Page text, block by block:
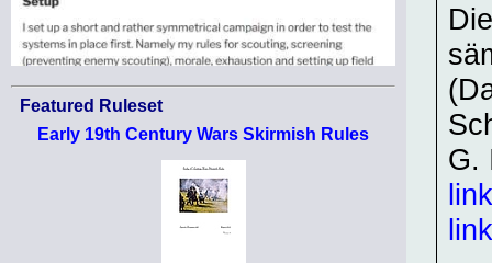
Featured Ruleset
Early 19th Century Wars Skirmish Rules
G.
link
link